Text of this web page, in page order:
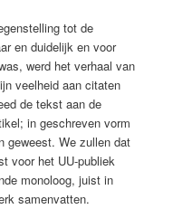
tot de
en duidelijk en voor
werd het verhaal van
veelheid aan citaten
de tekst aan de
in geschreven vorm
geweest. We zullen dat
voor het UU-publiek
monoloog, juist in
samenvatten.